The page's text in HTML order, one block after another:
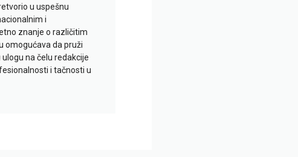
u uspešnu
i
znanje o različitim
omogućava da pruži
na čelu redakcije
i tačnosti u